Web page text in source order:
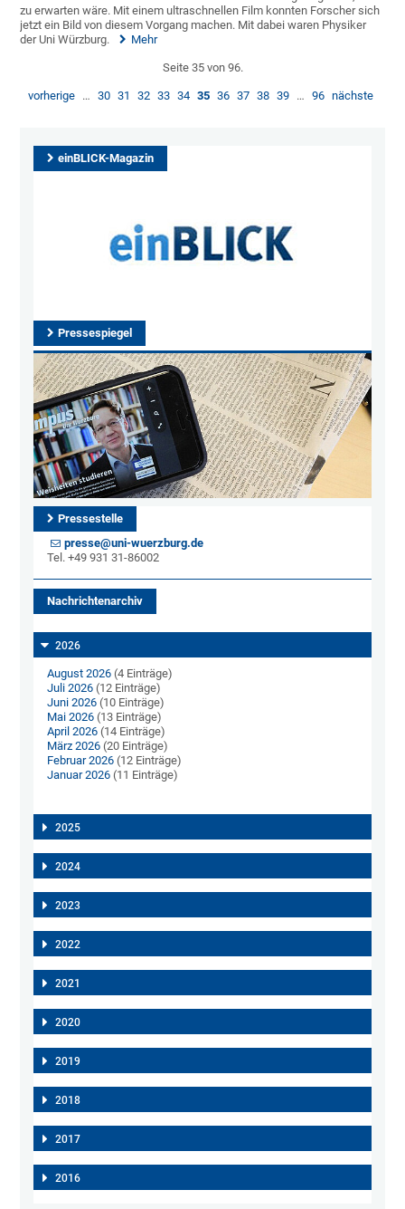
zu erwarten wäre. Mit einem ultraschnellen Film konnten Forscher sich
jetzt ein Bild von diesem Vorgang machen. Mit dabei waren Physiker
der Uni Würzburg.
Mehr
Seite 35 von 96.
vorherige … 30 31 32 33 34 35 36 37 38 39 … 96 nächste
einBLICK-Magazin
Pressespiegel
Pressestelle
presse@uni-wuerzburg.de
Tel. +49 931 31-86002
Nachrichtenarchiv
2026
August 2026 (4 Einträge)
Juli 2026 (12 Einträge)
Juni 2026 (10 Einträge)
Mai 2026 (13 Einträge)
April 2026 (14 Einträge)
März 2026 (20 Einträge)
Februar 2026 (12 Einträge)
Januar 2026 (11 Einträge)
2025
2024
2023
2022
2021
2020
2019
2018
2017
2016